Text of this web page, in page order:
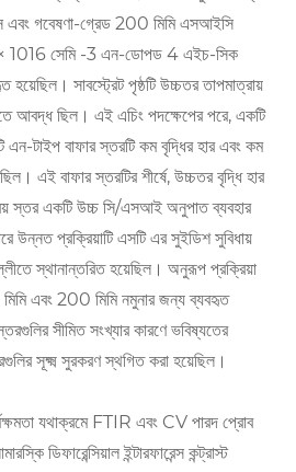
এবং গবেষণা-গ্রেড 200 মিমি এসআইসি
1016 সেমি -3 এন-ডোপড 4 এইচ-সিক
হয়েছিল। সাবস্ট্রেট পৃষ্ঠটি উচ্চতর তাপমাত্রায়
আবদ্ধ ছিল। এই এচিং পদক্ষেপের পরে, একটি
টাইপ বাফার স্তরটি কম বৃদ্ধির হার এবং কম
এই বাফার স্তরটির শীর্ষে, উচ্চতর বৃদ্ধি হার
স্তর একটি উচ্চ সি/এসআই অনুপাত ব্যবহার
উন্নত প্রক্রিয়াটি এসটি এর সুইডিশ সুবিধায়
স্থানান্তরিত হয়েছিল। অনুরূপ প্রক্রিয়া
মিমি এবং 200 মিমি নমুনার জন্য ব্যবহৃত
সীমিত সংখ্যার কারণে ভবিষ্যতের
সূক্ষ্ম সুরকরণ স্থগিত করা হয়েছিল।
যথাক্রমে FTIR এবং CV পারদ প্রোব
ডিফারেন্সিয়াল ইন্টারফারেন্স কন্ট্রাস্ট